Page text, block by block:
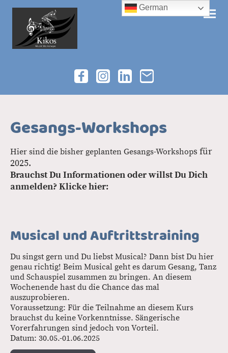
Gesangs-Workshops
Hier sind die bisher geplanten Gesangs-Workshops für
2025.
Brauchst Du Informationen oder willst Du Dich
anmelden? Klicke hier:
Musical und Auftrittstraining
Du singst gern und Du liebst Musical? Dann bist Du hier
genau richtig! Beim Musical geht es darum Gesang, Tanz
und Schauspiel zusammen zu bringen. An diesem
Wochenende hast du die Chance das mal
auszuprobieren.
Voraussetzung: Für die Teilnahme an diesem Kurs
brauchst du keine Vorkenntnisse. Sängerische
Vorerfahrungen sind jedoch von Vorteil.
Datum: 30.05.-01.06.2025
German